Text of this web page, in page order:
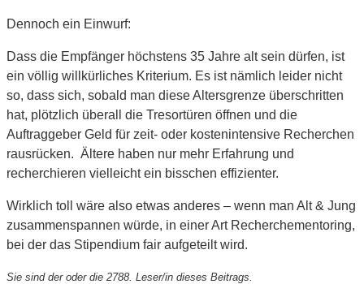
Dennoch ein Einwurf:
Dass die Empfänger höchstens 35 Jahre alt sein dürfen, ist
ein völlig willkürliches Kriterium. Es ist nämlich leider nicht
so, dass sich, sobald man diese Altersgrenze überschritten
hat, plötzlich überall die Tresortüren öffnen und die
Auftraggeber Geld für zeit- oder kostenintensive Recherchen
rausrücken. Ältere haben nur mehr Erfahrung und
recherchieren vielleicht ein bisschen effizienter.
Wirklich toll wäre also etwas anderes – wenn man Alt & Jung
zusammenspannen würde, in einer Art Recherchementoring,
bei der das Stipendium fair aufgeteilt wird.
Sie sind der oder die 2788. Leser/in dieses Beitrags.